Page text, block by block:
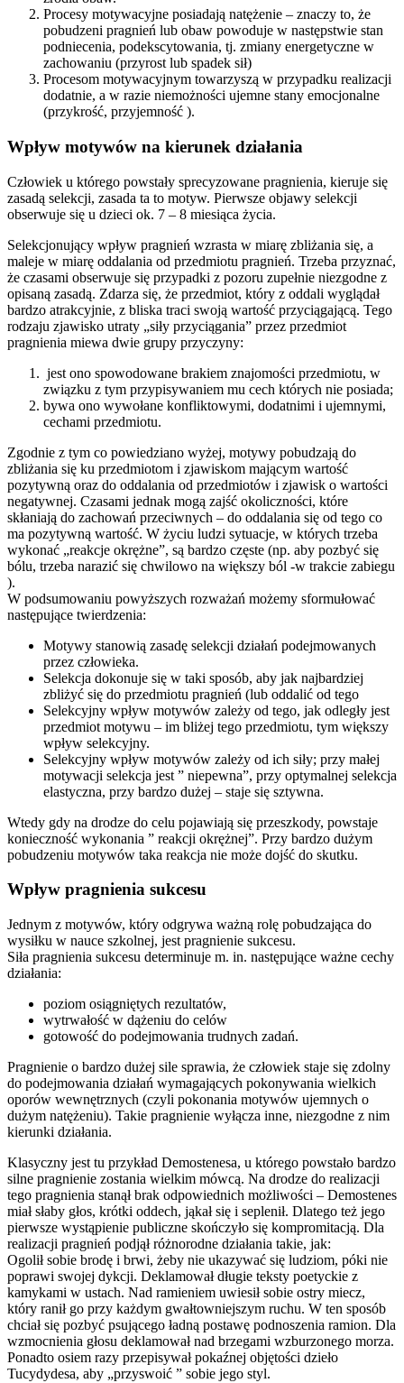
Procesy motywacyjne posiadają natężenie – znaczy to, że
pobudzeni pragnień lub obaw powoduje w następstwie stan
podniecenia, podekscytowania, tj. zmiany energetyczne w
zachowaniu (przyrost lub spadek sił)
Procesom motywacyjnym towarzyszą w przypadku realizacji
dodatnie, a w razie niemożności ujemne stany emocjonalne
(przykrość, przyjemność ).
Wpływ motywów na kierunek działania
Człowiek u którego powstały sprecyzowane pragnienia, kieruje się
zasadą selekcji, zasada ta to motyw. Pierwsze objawy selekcji
obserwuje się u dzieci ok. 7 – 8 miesiąca życia.
Selekcjonujący wpływ pragnień wzrasta w miarę zbliżania się, a
maleje w miarę oddalania od przedmiotu pragnień. Trzeba przyznać,
że czasami obserwuje się przypadki z pozoru zupełnie niezgodne z
opisaną zasadą. Zdarza się, że przedmiot, który z oddali wyglądał
bardzo atrakcyjnie, z bliska traci swoją wartość przyciągającą. Tego
rodzaju zjawisko utraty „siły przyciągania” przez przedmiot
pragnienia miewa dwie grupy przyczyny:
jest ono spowodowane brakiem znajomości przedmiotu, w
związku z tym przypisywaniem mu cech których nie posiada;
bywa ono wywołane konfliktowymi, dodatnimi i ujemnymi,
cechami przedmiotu.
Zgodnie z tym co powiedziano wyżej, motywy pobudzają do
zbliżania się ku przedmiotom i zjawiskom mającym wartość
pozytywną oraz do oddalania od przedmiotów i zjawisk o wartości
negatywnej. Czasami jednak mogą zajść okoliczności, które
skłaniają do zachowań przeciwnych – do oddalania się od tego co
ma pozytywną wartość. W życiu ludzi sytuacje, w których trzeba
wykonać „reakcje okrężne”, są bardzo częste (np. aby pozbyć się
bólu, trzeba narazić się chwilowo na większy ból -w trakcie zabiegu
).
W podsumowaniu powyższych rozważań możemy sformułować
następujące twierdzenia:
Motywy stanowią zasadę selekcji działań podejmowanych
przez człowieka.
Selekcja dokonuje się w taki sposób, aby jak najbardziej
zbliżyć się do przedmiotu pragnień (lub oddalić od tego
Selekcyjny wpływ motywów zależy od tego, jak odległy jest
przedmiot motywu – im bliżej tego przedmiotu, tym większy
wpływ selekcyjny.
Selekcyjny wpływ motywów zależy od ich siły; przy małej
motywacji selekcja jest ” niepewna”, przy optymalnej selekcja
elastyczna, przy bardzo dużej – staje się sztywna.
Wtedy gdy na drodze do celu pojawiają się przeszkody, powstaje
konieczność wykonania ” reakcji okrężnej”. Przy bardzo dużym
pobudzeniu motywów taka reakcja nie może dojść do skutku.
Wpływ pragnienia sukcesu
Jednym z motywów, który odgrywa ważną rolę pobudzająca do
wysiłku w nauce szkolnej, jest pragnienie sukcesu.
Siła pragnienia sukcesu determinuje m. in. następujące ważne cechy
działania:
poziom osiągniętych rezultatów,
wytrwałość w dążeniu do celów
gotowość do podejmowania trudnych zadań.
Pragnienie o bardzo dużej sile sprawia, że człowiek staje się zdolny
do podejmowania działań wymagających pokonywania wielkich
oporów wewnętrznych (czyli pokonania motywów ujemnych o
dużym natężeniu). Takie pragnienie wyłącza inne, niezgodne z nim
kierunki działania.
Klasyczny jest tu przykład Demostenesa, u którego powstało bardzo
silne pragnienie zostania wielkim mówcą. Na drodze do realizacji
tego pragnienia stanął brak odpowiednich możliwości – Demostenes
miał słaby głos, krótki oddech, jąkał się i seplenił. Dlatego też jego
pierwsze wystąpienie publiczne skończyło się kompromitacją. Dla
realizacji pragnień podjął różnorodne działania takie, jak:
Ogolił sobie brodę i brwi, żeby nie ukazywać się ludziom, póki nie
poprawi swojej dykcji. Deklamował długie teksty poetyckie z
kamykami w ustach. Nad ramieniem uwiesił sobie ostry miecz,
który ranił go przy każdym gwałtowniejszym ruchu. W ten sposób
chciał się pozbyć psującego ładną postawę podnoszenia ramion. Dla
wzmocnienia głosu deklamował nad brzegami wzburzonego morza.
Ponadto osiem razy przepisywał pokaźnej objętości dzieło
Tucydydesa, aby „przyswoić ” sobie jego styl.